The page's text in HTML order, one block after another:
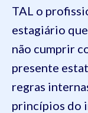
TAL o
estagiário
não cumprir
presente
regras
princípios do